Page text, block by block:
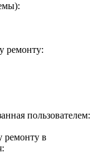
ремонту:
пользователем:
ремонту в